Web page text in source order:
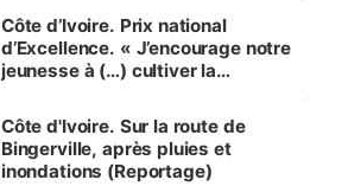
Côte d’Ivoire. Prix national
d’Excellence. « J’encourage notre
jeunesse à (…) cultiver la
(Alassane Ouattara
Côte d'Ivoire. Sur la route de
Bingerville, après pluies et
inondations (Reportage)